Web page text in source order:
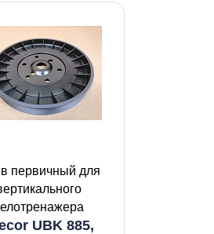
первичный для
UBK 885,